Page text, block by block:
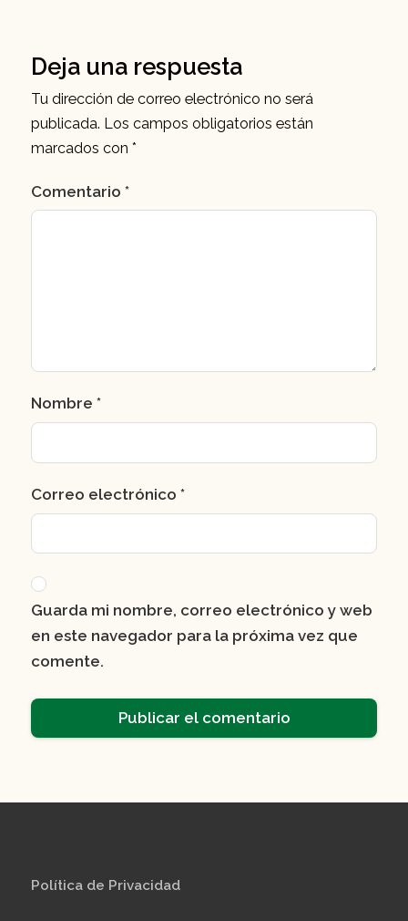
Deja una respuesta
Tu dirección de correo electrónico no será
publicada. Los campos obligatorios están
marcados con *
Comentario *
Nombre *
Correo electrónico *
Guarda mi nombre, correo electrónico y web
en este navegador para la próxima vez que
comente.
Política de Privacidad